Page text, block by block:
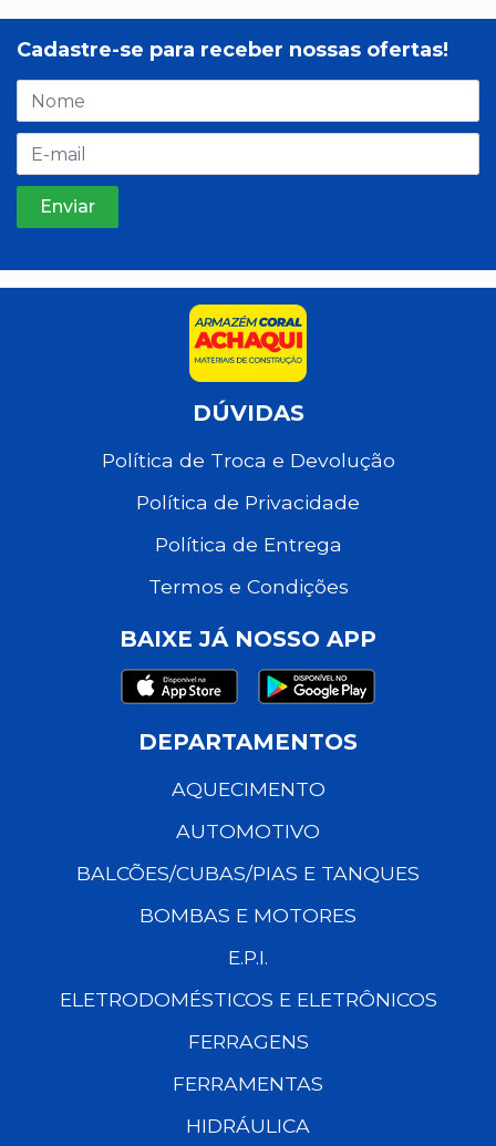
Cadastre-se para receber nossas ofertas!
DÚVIDAS
Política de Troca e Devolução
Política de Privacidade
Política de Entrega
Termos e Condições
BAIXE JÁ NOSSO APP
DEPARTAMENTOS
AQUECIMENTO
AUTOMOTIVO
BALCÕES/CUBAS/PIAS E TANQUES
BOMBAS E MOTORES
E.P.I.
ELETRODOMÉSTICOS E ELETRÔNICOS
FERRAGENS
FERRAMENTAS
HIDRÁULICA